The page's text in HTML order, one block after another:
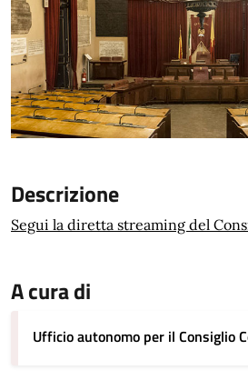
Descrizione
Segui la diretta streaming del
A cura di
Ufficio autonomo per il Consiglio